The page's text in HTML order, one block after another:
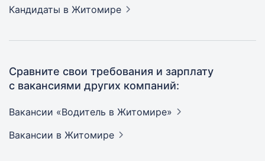
Кандидаты в Житомире
Сравните свои требования и зарплату
с вакансиями других компаний:
Вакансии «Водитель в Житомире»
Вакансии в Житомире